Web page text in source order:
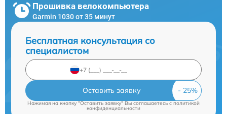
Прошивка велокомпьютера
Garmin 1030 от 35 минут
Бесплатная консультация со
специалистом
Оставить заявку
Нажимая на кнопку "Оставить заявку" Вы соглашаетесь cполитикой
конфиденциальности